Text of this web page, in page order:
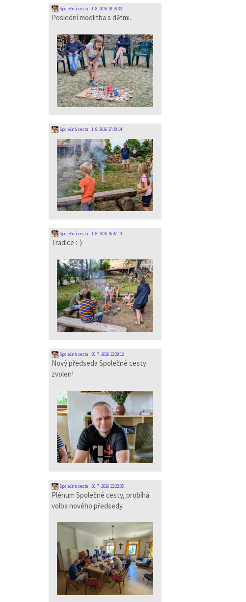
Společná cesta : 1. 8. 2026 18:18:33
Poslední modlitba s dětmi.
Společná cesta : 1. 8. 2026 17:30:14
Společná cesta : 1. 8. 2026 16:47:10
Tradice :-)
Společná cesta :30. 7. 2026 12:29:12
Nový předseda Společné cesty
zvolen!
Společná cesta :30. 7. 2026 12:22:35
Plénum Společné cesty, probíhá
volba nového předsedy.